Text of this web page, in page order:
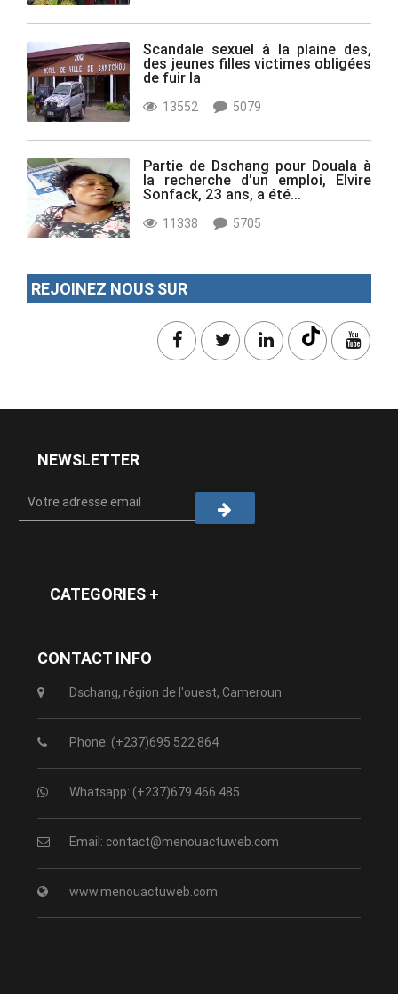
Scandale sexuel à la plaine des,
des jeunes filles victimes obligées
de fuir la
13552 5079
Partie de Dschang pour Douala à
la recherche d'un emploi, Elvire
Sonfack, 23 ans, a été...
11338 5705
REJOINEZ NOUS SUR
NEWSLETTER
CATEGORIES +
CONTACT INFO
Dschang, région de l'ouest, Cameroun
Phone: (+237)695 522 864
Whatsapp: (+237)679 466 485
Email: contact@menouactuweb.com
www.menouactuweb.com